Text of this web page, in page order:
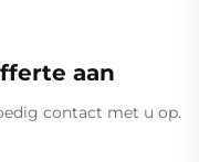
hand- en
LED-verlichting
aan
contact met u op.